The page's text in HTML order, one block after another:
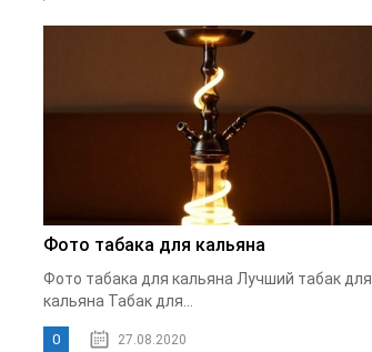
Фото табака для кальяна
Фото табака для кальяна Лучший табак для
кальяна Табак для...
0 27.08.2020